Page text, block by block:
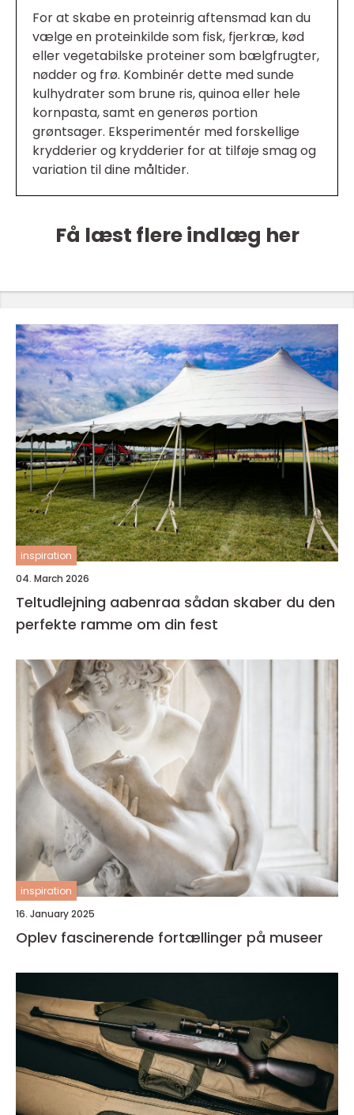
For at skabe en proteinrig aftensmad kan du
vælge en proteinkilde som fisk, fjerkræ, kød
eller vegetabilske proteiner som bælgfrugter,
nødder og frø. Kombinér dette med sunde
kulhydrater som brune ris, quinoa eller hele
kornpasta, samt en generøs portion
grøntsager. Eksperimentér med forskellige
krydderier og krydderier for at tilføje smag og
variation til dine måltider.
Få læst flere indlæg her
inspiration
04. March 2026
Teltudlejning aabenraa sådan skaber du den
perfekte ramme om din fest
inspiration
16. January 2025
Oplev fascinerende fortællinger på museer